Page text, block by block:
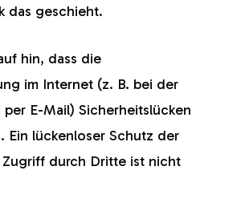
das geschieht.
hin, dass die
im Internet (z. B. bei der
per E-Mail) Sicherheitslücken
Ein lückenloser Schutz der
durch Dritte ist nicht